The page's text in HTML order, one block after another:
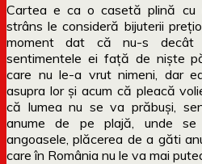
Cartea e ca o casetă plină cu
strâns le consideră bijuterii
moment dat că nu-s decât
sentimentele ei față de niște
care nu le-a vrut nimeni, dar
asupra lor și acum că pleacă
că lumea nu se va prăbuși,
anume de pe plajă, unde
angoasele, plăcerea de a găti
care în România nu le va mai